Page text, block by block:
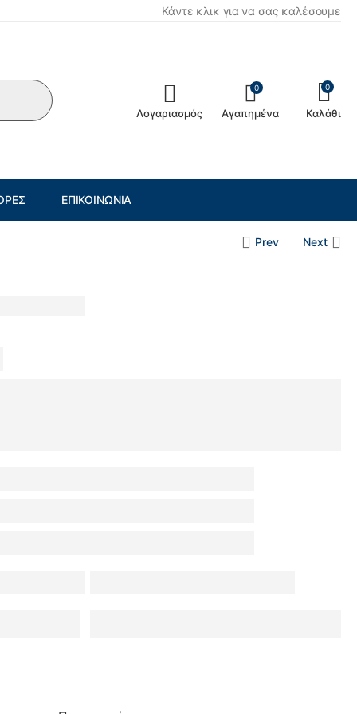
Κάντε κλικ για να σας καλέσουμε
Λογαριασμός
0
Αγαπημένα
0
Καλάθι
ΕΠΙΚΟΙΝΩΝΊΑ
Prev Next